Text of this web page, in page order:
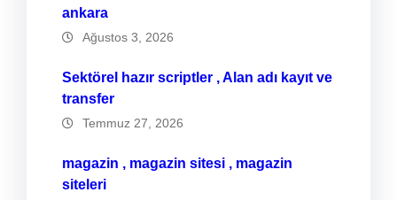
ankara
Ağustos 3, 2026
Sektörel hazır scriptler , Alan adı kayıt ve
transfer
Temmuz 27, 2026
magazin , magazin sitesi , magazin
siteleri